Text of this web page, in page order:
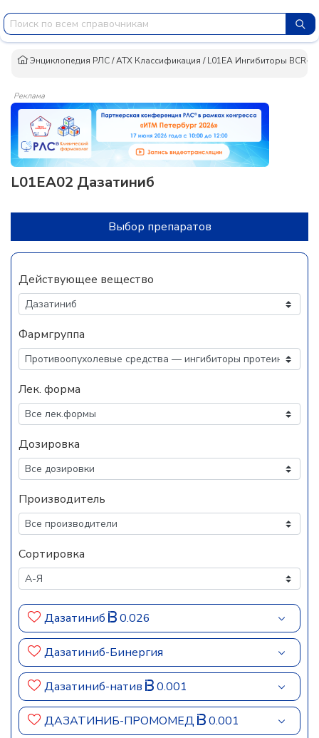
Энциклопедия РЛС/АТХ Классификация /L01EA Ингибиторы BCR-
Реклама
L01EA02 Дазатиниб
Выбор препаратов
Действующее вещество
Фармгруппа
Лек. форма
Дозировка
Производитель
Сортировка
Дазатиниб 0.026
Дазатиниб-Бинергия
Дазатиниб-натив 0.001
ДАЗАТИНИБ-ПРОМОМЕД 0.001